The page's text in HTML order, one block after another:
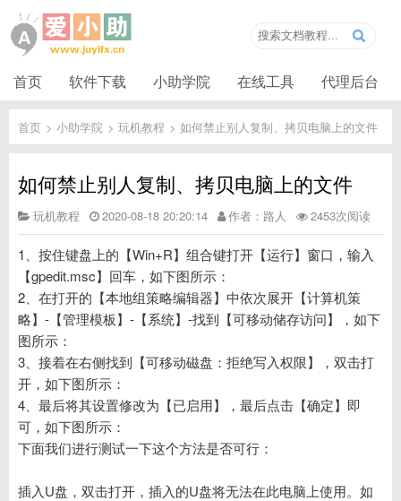
首页 软件下载 小助学院 在线工具 代理后台
首页 > 小助学院 > 玩机教程 > 如何禁止别人复制、拷贝电脑上的文件
如何禁止别人复制、拷贝电脑上的文件
玩机教程 2020-08-18 20:20:14 作者：路人 2453次阅读
1、按住键盘上的【Win+R】组合键打开【运行】窗口，输入
【gpedit.msc】回车，如下图所示：
2、在打开的【本地组策略编辑器】中依次展开【计算机策
略】-【管理模板】-【系统】-找到【可移动储存访问】，如下
图所示：
3、接着在右侧找到【可移动磁盘：拒绝写入权限】，双击打
开，如下图所示：
4、最后将其设置修改为【已启用】，最后点击【确定】即
可，如下图所示：
下面我们进行测试一下这个方法是否可行：
插入U盘，双击打开，插入的U盘将无法在此电脑上使用。如